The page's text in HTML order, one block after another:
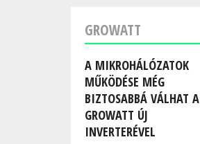
GROWATT
A MIKROHÁLÓZATOK
MŰKÖDÉSE MÉG
BIZTOSABBÁ VÁLHAT A
GROWATT ÚJ
INVERTERÉVEL